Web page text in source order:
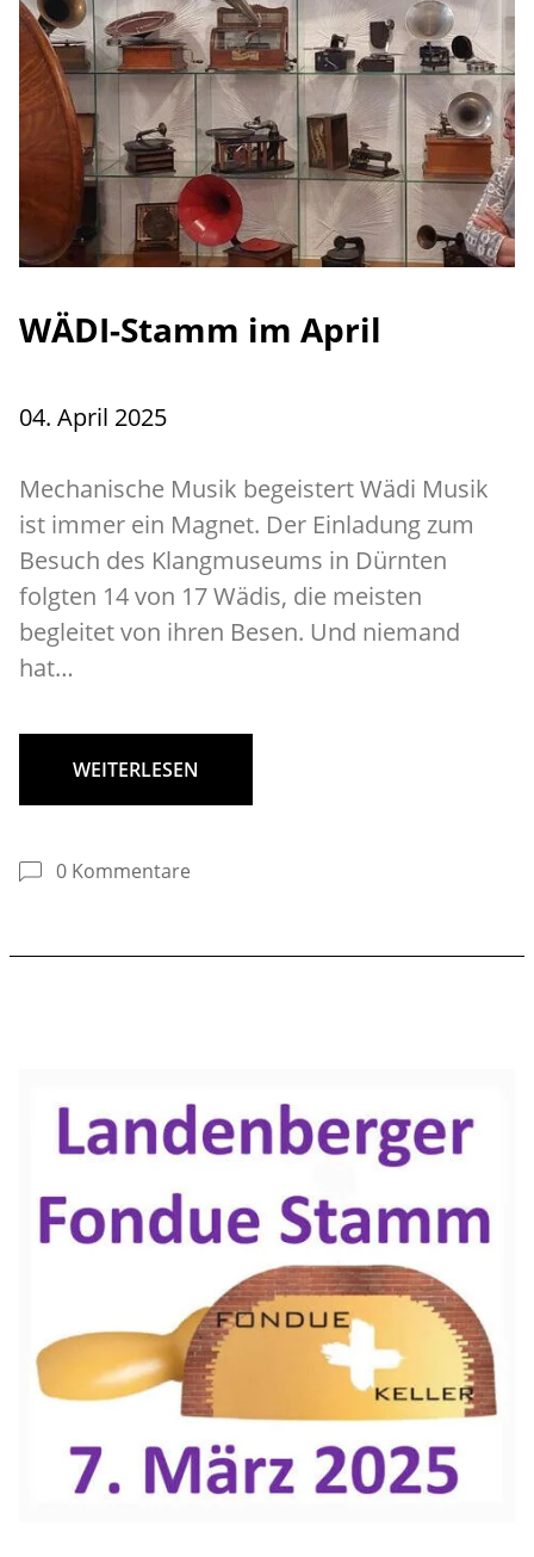
WÄDI-Stamm im April
04. April 2025
Mechanische Musik begeistert Wädi Musik
ist immer ein Magnet. Der Einladung zum
Besuch des Klangmuseums in Dürnten
folgten 14 von 17 Wädis, die meisten
begleitet von ihren Besen. Und niemand
hat…
WEITERLESEN
0 Kommentare